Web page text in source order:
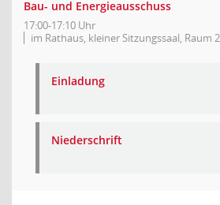
Bau- und Energieausschuss
17:00-17:10 Uhr
im Rathaus, kleiner Sitzungssaal, Raum
Einladung
Niederschrift